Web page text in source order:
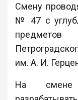
Смену
№ 47 с
им. А. И.
На смене